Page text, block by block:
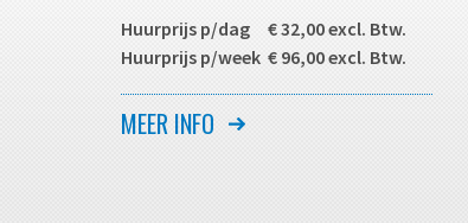
Huurprijs p/dag € 32,00 excl. Btw.
Huurprijs p/week € 96,00 excl. Btw.
Machine voor zaag- of
MEER INFO